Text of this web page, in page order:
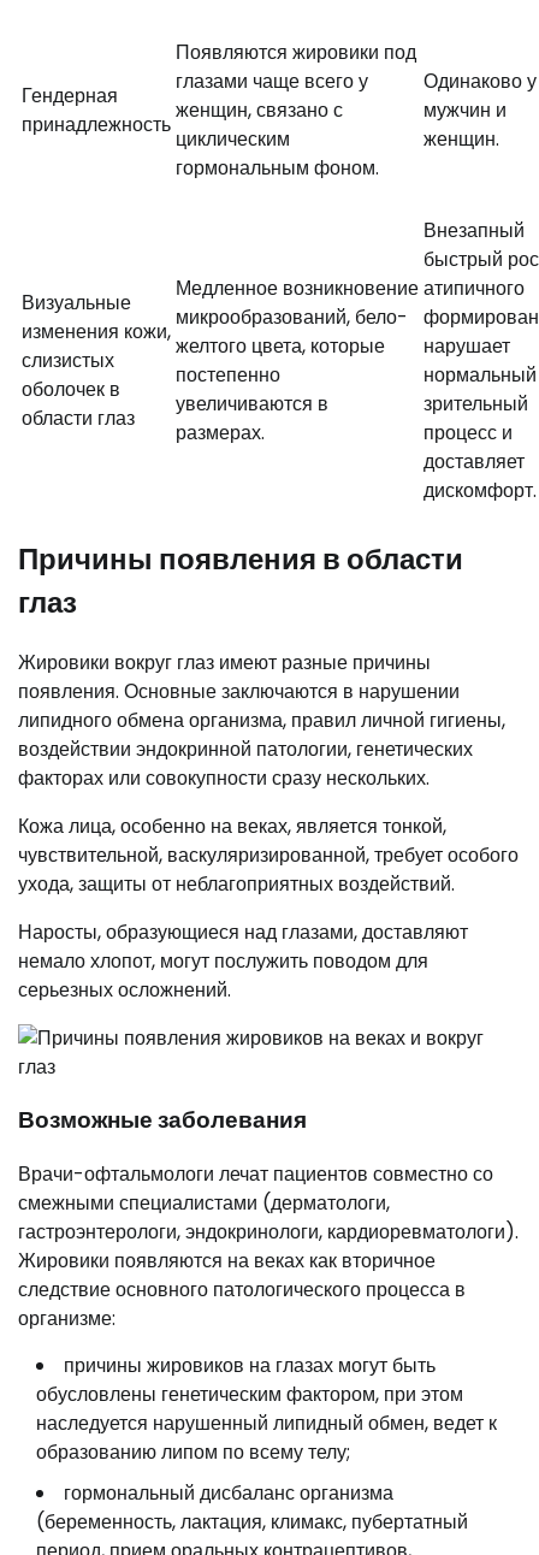
Гендерная
принадлежность
Появляются жировики под
глазами чаще всего у
женщин, связано с
циклическим
гормональным фоном.
Одинаково у
мужчин и
женщин.
Визуальные
изменения кожи,
слизистых
оболочек в
области глаз
Медленное возникновение
микрообразований, бело-
желтого цвета, которые
постепенно
увеличиваются в
размерах.
Внезапный
быстрый
атипичного
нарушает
нормальный
зрительный
процесс и
доставляет
дискомфорт.
Причины появления в области
глаз
Жировики вокруг глаз имеют разные причины
появления. Основные заключаются в нарушении
липидного обмена организма, правил личной гигиены,
воздействии эндокринной патологии, генетических
факторах или совокупности сразу нескольких.
Кожа лица, особенно на веках, является тонкой,
чувствительной, васкуляризированной, требует особого
ухода, защиты от неблагоприятных воздействий.
Наросты, образующиеся над глазами, доставляют
немало хлопот, могут послужить поводом для
серьезных осложнений.
Возможные заболевания
Врачи-офтальмологи лечат пациентов совместно со
смежными специалистами (дерматологи,
гастроэнтерологи, эндокринологи, кардиоревматологи).
Жировики появляются на веках как вторичное
следствие основного патологического процесса в
организме:
причины жировиков на глазах могут быть
обусловлены генетическим фактором, при этом
наследуется нарушенный липидный обмен, ведет к
образованию липом по всему телу;
гормональный дисбаланс организма
(беременность, лактация, климакс, пубертатный